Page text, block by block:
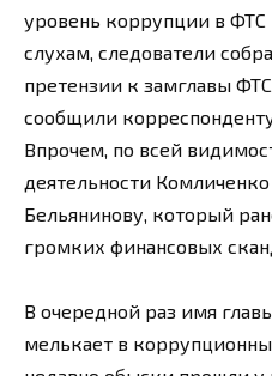
уровень коррупции в ФТС
слухам, следователи
претензии к замглавы
сообщили
Впрочем, по всей
деятельности
Бельянинову, который
громких финансовых
В очередной раз имя
мелькает в